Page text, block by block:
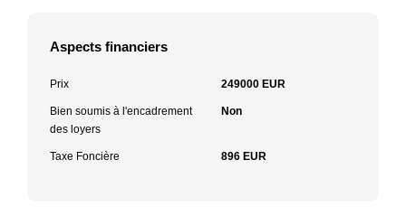
Aspects financiers
Prix 249000 EUR
Bien soumis à l'encadrement
des loyers
Non
Taxe Foncière 896 EUR